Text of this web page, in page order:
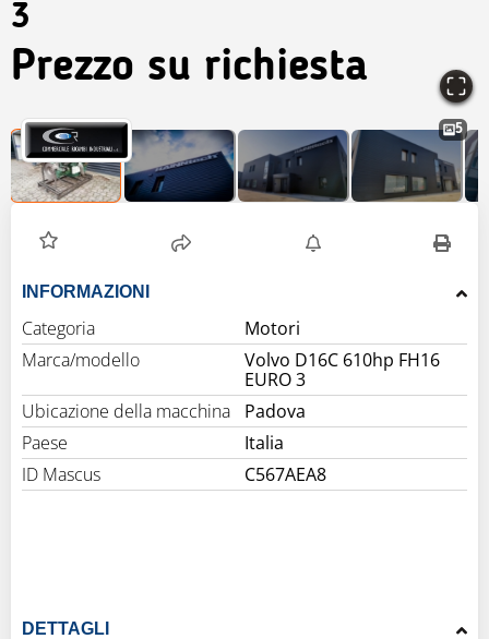
3
Prezzo su richiesta
5
INFORMAZIONI
Categoria
Motori
Marca/modello
Volvo D16C 610hp FH16
EURO 3
Ubicazione della macchina
Padova
Paese
Italia
ID Mascus
C567AEA8
DETTAGLI